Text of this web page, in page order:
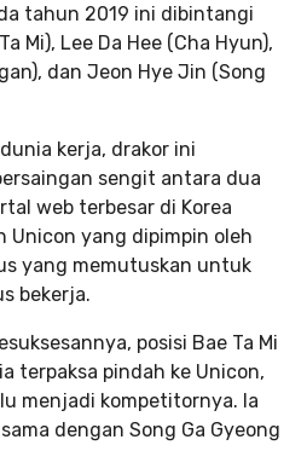
tahun 2019 ini dibintangi
Mi), Lee Da Hee (Cha Hyun),
dan Jeon Hye Jin (Song
kerja, drakor ini
sengit antara dua
web terbesar di Korea
Unicon yang dipimpin oleh
yang memutuskan untuk
bekerja.
posisi Bae Ta Mi
terpaksa pindah ke Unicon,
menjadi kompetitornya. Ia
dengan Song Ga Gyeong